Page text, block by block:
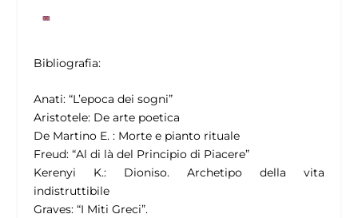
Bibliografia:
Anati: “L’epoca dei sogni”
Aristotele: De arte poetica
De Martino E. : Morte e pianto rituale
Freud: “Al di là del Principio di Piacere”
Kerenyi K.: Dioniso. Archetipo della vita
indistruttibile
Graves: “I Miti Greci”.